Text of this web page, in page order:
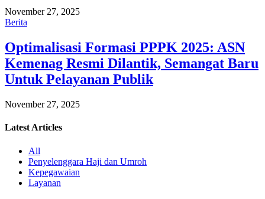
November 27, 2025
Berita
Optimalisasi Formasi PPPK 2025: ASN
Kemenag Resmi Dilantik, Semangat Baru
Untuk Pelayanan Publik
November 27, 2025
Latest Articles
All
Penyelenggara Haji dan Umroh
Kepegawaian
Layanan